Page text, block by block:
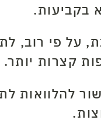
בקביעות.
על פי רוב,
קצרות יותר.
להלוואות